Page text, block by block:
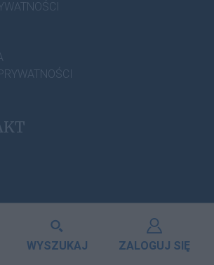
WYSZUKAJ ZALOGUJ SIĘ